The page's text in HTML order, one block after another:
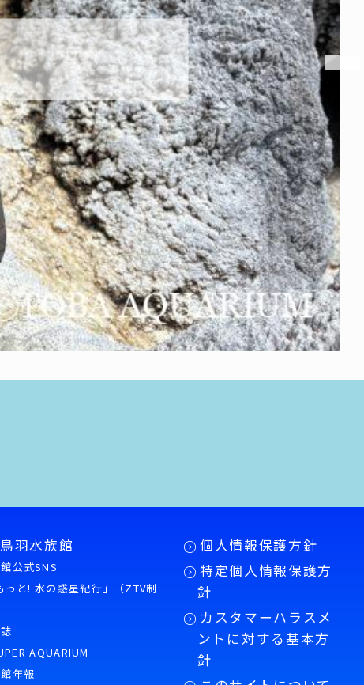
羽水族館
公式SNS
っと! 水の惑星紀行」（ZTV制
AQUARIUM
年報
個人情報保護方針
特定個人情報保護方
針
カスタマーハラスメ
ントに対する基本方
針